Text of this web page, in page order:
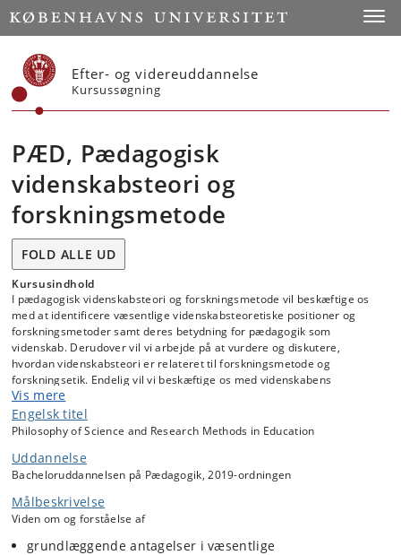
Start
Efter- og videreuddannelse
Kursussøgning
PÆD, Pædagogisk
videnskabsteori og
forskningsmetode
FOLD ALLE UD
Kursusindhold
I pædagogisk videnskabsteori og forskningsmetode vil beskæftige os
med at identificere væsentlige videnskabsteoretiske positioner og
forskningsmetoder samt deres betydning for pædagogik som
videnskab. Derudover vil vi arbejde på at vurdere og diskutere,
hvordan videnskabsteori er relateret til forskningsmetode og
forskningsetik. Endelig vil vi beskæftige os med videnskabens
samfundsmæssige betingelser.
Vis mere
Engelsk titel
Philosophy of Science and Research Methods in Education
Uddannelse
Bacheloruddannelsen på Pædagogik, 2019-ordningen
Målbeskrivelse
Viden om og forståelse af
grundlæggende antagelser i væsentlige